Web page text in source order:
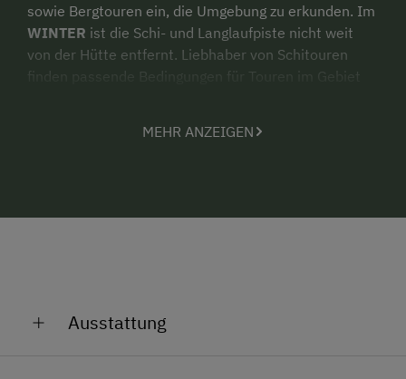
sowie Bergtouren ein, die Umgebung zu erkunden. Im
WINTER ist die Schi- und Langlaufpiste nicht weit
von der Hütte entfernt. Liebhaber von Schitouren
finden passende Bedingungen für Touren im Gebiet
Falls einmal nicht die Sonne scheint, bietet der
Sitzmöbel im Freien laden zu geselligen Stunden ein.
MEHR ANZEIGEN
Ausstattung